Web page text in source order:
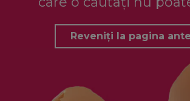
Reveniți la pagina